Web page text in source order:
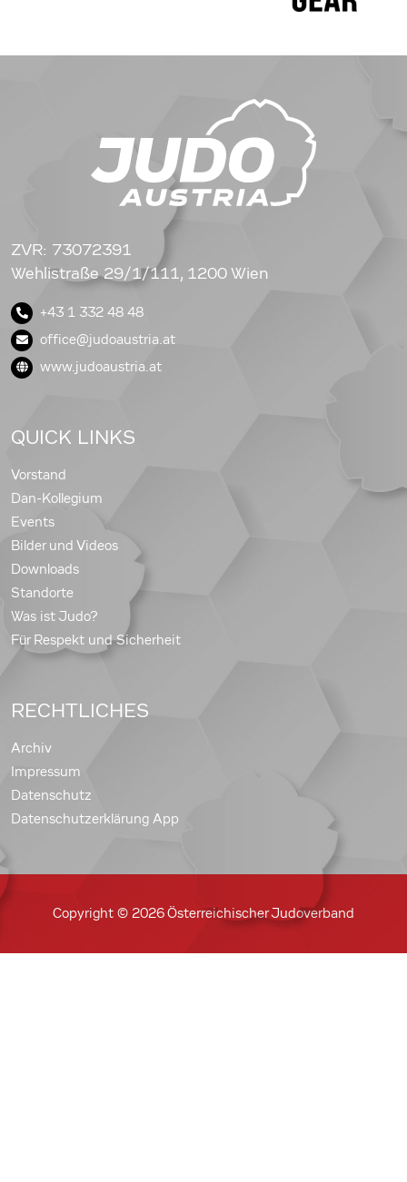
ZVR: 73072391
Wehlistraße 29/1/111, 1200 Wien
+43 1 332 48 48
office@judoaustria.at
www.judoaustria.at
QUICK LINKS
Vorstand
Dan-Kollegium
Events
Bilder und Videos
Downloads
Standorte
Was ist Judo?
Für Respekt und Sicherheit
RECHTLICHES
Archiv
Impressum
Datenschutz
Datenschutzerklärung App
Copyright © 2026 Österreichischer Judoverband